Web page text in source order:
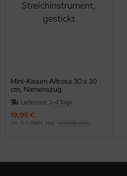
Mini-Kissen Altrosa 30 x 30
cm, Namenszug
Streichinstrument, gestickt
Lieferzeit: 3-4 Tage
19,95 €
inkl. 19 % MwSt. zzgl. Versandkosten